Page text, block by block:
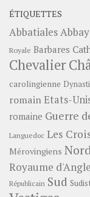
ÉTIQUETTES
Abbatiales
Royale Barbares
Chevalier
carolingienne
romainEtats-
romaine Guerre
Languedoc Les
Mérovingiens
Royaume
Républicain Sud